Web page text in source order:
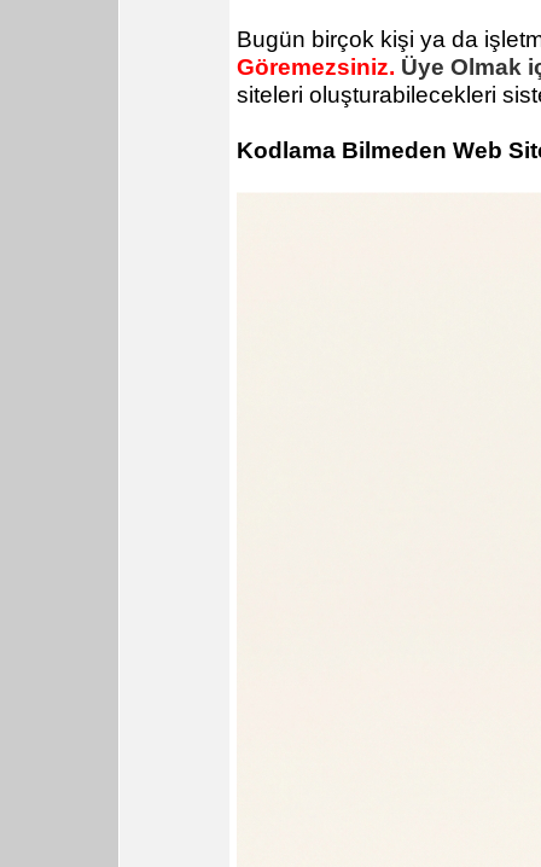
Bugün birçok kişi ya da
Göremezsiniz. Üye Olmak
siteleri oluşturabilecekleri
Kodlama Bilmeden Web